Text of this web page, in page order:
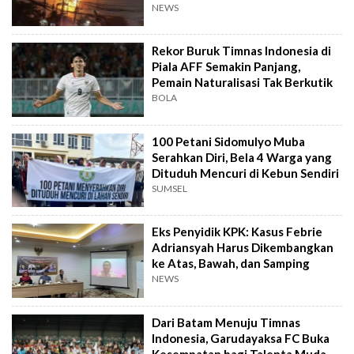
NEWS
Rekor Buruk Timnas Indonesia di
Piala AFF Semakin Panjang,
Pemain Naturalisasi Tak Berkutik
BOLA
100 Petani Sidomulyo Muba
Serahkan Diri, Bela 4 Warga yang
Dituduh Mencuri di Kebun Sendiri
SUMSEL
Eks Penyidik KPK: Kasus Febrie
Adriansyah Harus Dikembangkan
ke Atas, Bawah, dan Samping
NEWS
Dari Batam Menuju Timnas
Indonesia, Garudayaksa FC Buka